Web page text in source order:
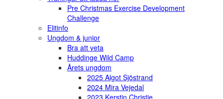
Pre Christmas Exercise Development
Challenge
Elitinfo
Ungdom & junior
Bra att veta
Huddinge Wild Camp
Årets ungdom
2025 Algot Sjöstrand
2024 Mira Vejedal